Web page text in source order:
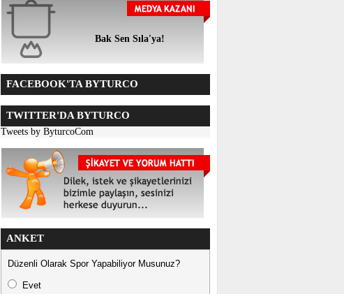
Bak Sen Sıla'ya!
FACEBOOK'TA BYTURCO
TWITTER'DA BYTURCO
Tweets by ByturcoCom
ANKET
Düzenli Olarak Spor Yapabiliyor Musunuz?
Evet